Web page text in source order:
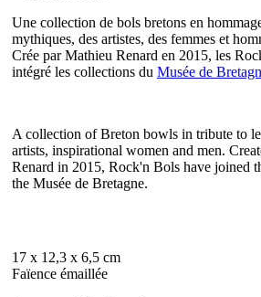
Une collection de bols bretons en
mythiques, des artistes, des femmes et
Crée par Mathieu Renard en 2015, les
intégré les collections du Musée de
A collection of Breton bowls in tribute to
artists, inspirational women and men.
Renard in 2015, Rock'n Bols have joined
the Musée de Bretagne.
17 x 12,3 x 6,5 cm
Faïence émaillée